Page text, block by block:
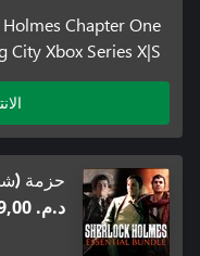
Chapter One
City Xbox Series X|S
حزمة
د.م.‏ 1.389,00+